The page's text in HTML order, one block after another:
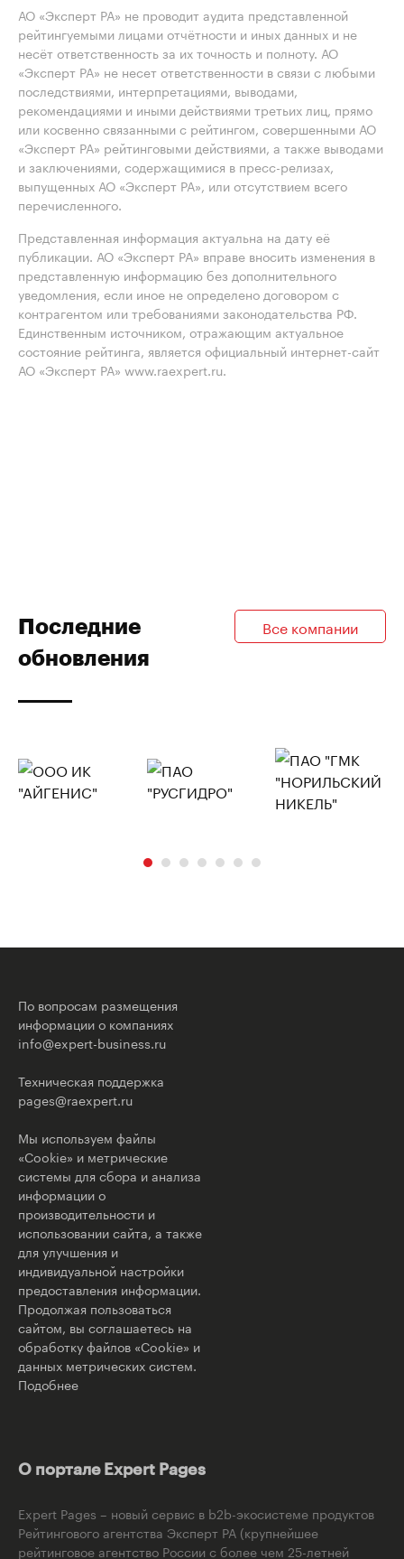
АО «Эксперт РА» не проводит аудита представленной
рейтингуемыми лицами отчётности и иных данных и не
несёт ответственность за их точность и полноту. АО
«Эксперт РА» не несет ответственности в связи с любыми
последствиями, интерпретациями, выводами,
рекомендациями и иными действиями третьих лиц, прямо
или косвенно связанными с рейтингом, совершенными АО
«Эксперт РА» рейтинговыми действиями, а также выводами
и заключениями, содержащимися в пресс-релизах,
выпущенных АО «Эксперт РА», или отсутствием всего
перечисленного.
Представленная информация актуальна на дату её
публикации. АО «Эксперт РА» вправе вносить изменения в
представленную информацию без дополнительного
уведомления, если иное не определено договором с
контрагентом или требованиями законодательства РФ.
Единственным источником, отражающим актуальное
состояние рейтинга, является официальный интернет-сайт
АО «Эксперт РА» www.raexpert.ru.
Последние
обновления
Все компании
По вопросам размещения
информации о компаниях
info@expert-business.ru
Техническая поддержка
pages@raexpert.ru
Мы используем файлы
«Cookie» и метрические
системы для сбора и анализа
информации о
производительности и
использовании сайта, а также
для улучшения и
индивидуальной настройки
предоставления информации.
Продолжая пользоваться
сайтом, вы соглашаетесь на
обработку файлов «Cookie» и
данных метрических систем.
Подобнее
О портале Expert Pages
Expert Pages – новый сервис в b2b-экосистеме продуктов
Рейтингового агентства Эксперт РА (крупнейшее
рейтинговое агентство России с более чем 25-летней